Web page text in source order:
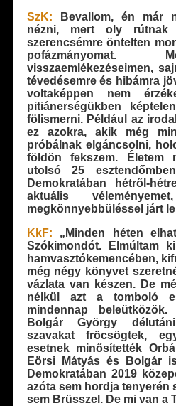
SzK: Bevallom, én már
nézni, mert oly rútnak
szerencsémre öntelten
pofázmányomat.
visszaemlékezéseimen,
tévedésemre és hibámra
voltaképpen nem
pitiánerségükben
fölismerni. Például az
ez azokra, akik még
próbálnak elgáncsolni,
földön fekszem. Életem
utolsó 25
Demokratában hétről-
aktuális
megkönnyebbüléssel járt
KkF: „Minden héten
Szókimondót. Elmúltam
hamvasztókemencében,
még négy könyvet
vázlata van készen. De
nélkül azt a tomboló
mindennap
Bolgár György
szavakat fröcsögtek,
esetnek minősítették
Eörsi Mátyás és Bolgár
Demokratában 2019
azóta sem hordja tenyerén
sem Brüsszel. De mi van a